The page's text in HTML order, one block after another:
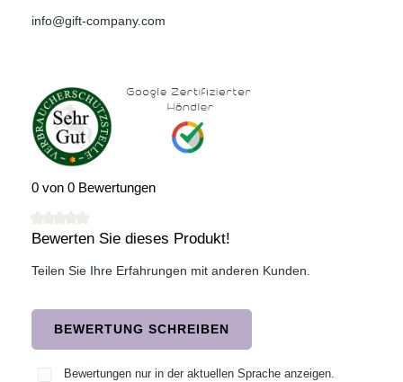
info@gift-company.com
0 von 0 Bewertungen
Durchschnittliche Bewertung von 0 von 5 Sternen
Bewerten Sie dieses Produkt!
Teilen Sie Ihre Erfahrungen mit anderen Kunden.
BEWERTUNG SCHREIBEN
Bewertungen nur in der aktuellen Sprache anzeigen.